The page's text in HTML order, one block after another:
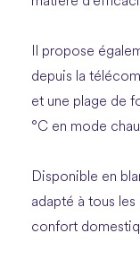
Il propose
depuis la
et une plage de
°C en mode
Disponible en
adapté à tous
confort